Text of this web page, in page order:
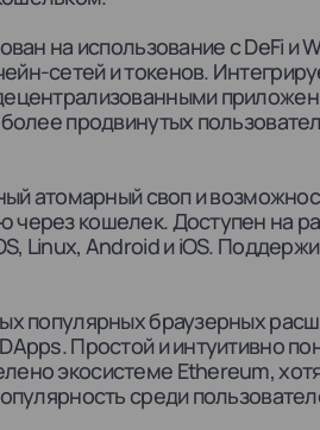
на использование с DeFi и
сетей и токенов.
продвинутых
атомарный своп и
через кошелек. Доступен на
Linux, Android и iOS.
популярных браузерных
Простой и интуитивно
экосистеме Ethereum,
среди